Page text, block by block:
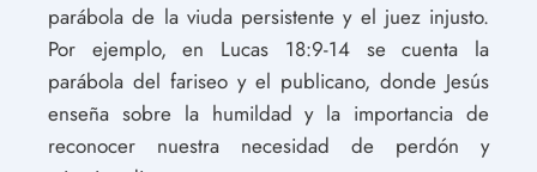
parábola de la viuda persistente y el juez injusto.
Por ejemplo, en Lucas 18:9-14 se cuenta la
parábola del fariseo y el publicano, donde Jesús
enseña sobre la humildad y la importancia de
reconocer nuestra necesidad de perdón y